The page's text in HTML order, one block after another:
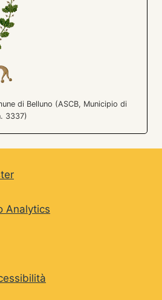
di Belluno (ASCB, Municipio di
3337)
Analytics